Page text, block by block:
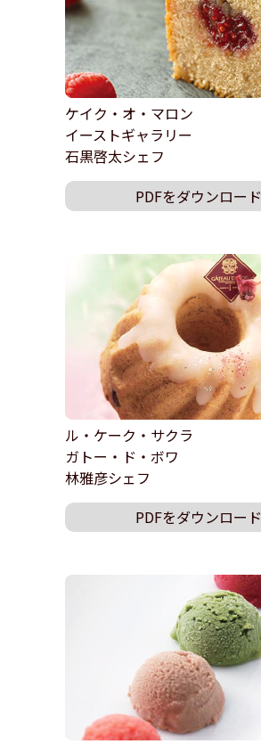
ケイク・オ・マロン
イーストギャラリー
石黒啓太シェフ
PDFをダウンロード
ル・ケーク・サクラ
ガトー・ド・ボワ
林雅彦シェフ
PDFをダウンロード